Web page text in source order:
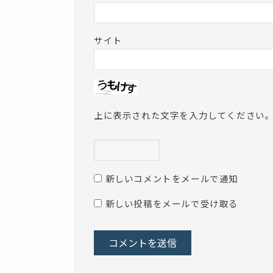
サイト
上に表示された文字を入力してください
新しいコメントをメールで通知
新しい投稿をメールで受け取る